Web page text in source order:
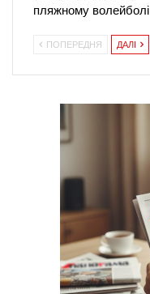
пляжному волейболі
ПОПЕРЕДНЯ ДАЛІ